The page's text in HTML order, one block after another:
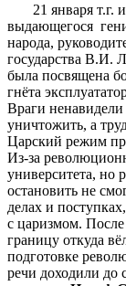
21 января т.г.
выдающегося
народа,
государства В.И.
была посвящена
гнёта
Враги
уничтожить, а
Царский режим
Из-за
университета, но
остановить не
делах и
с царизмом.
границу откуда
подготовке
речи доходили до